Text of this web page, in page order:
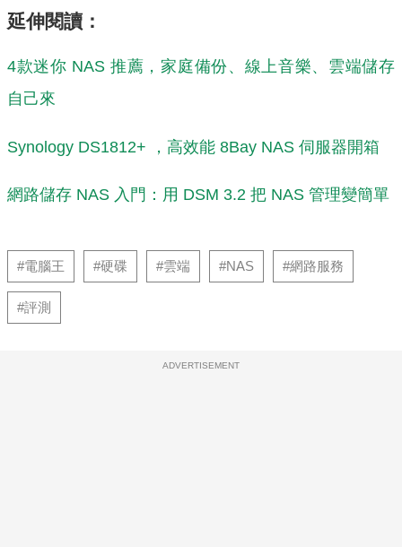
延伸閱讀：
4款迷你 NAS 推薦，家庭備份、線上音樂、雲端儲存
自己來
Synology DS1812+ ，高效能 8Bay NAS 伺服器開箱
網路儲存 NAS 入門：用 DSM 3.2 把 NAS 管理變簡單
#電腦王 #硬碟 #雲端 #NAS #網路服務
#評測
ADVERTISEMENT